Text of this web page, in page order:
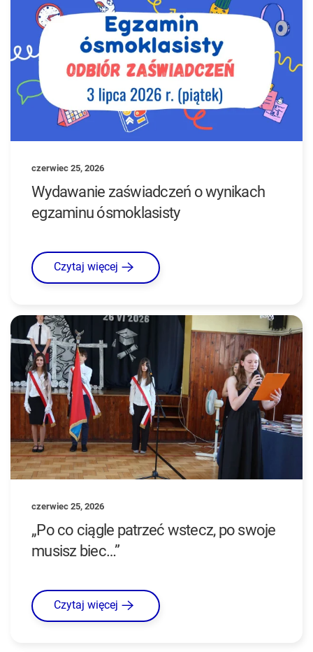
czerwiec 25, 2026
Wydawanie zaświadczeń o wynikach
egzaminu ósmoklasisty
Czytaj więcej
czerwiec 25, 2026
„Po co ciągle patrzeć wstecz, po swoje
musisz biec…”
Czytaj więcej